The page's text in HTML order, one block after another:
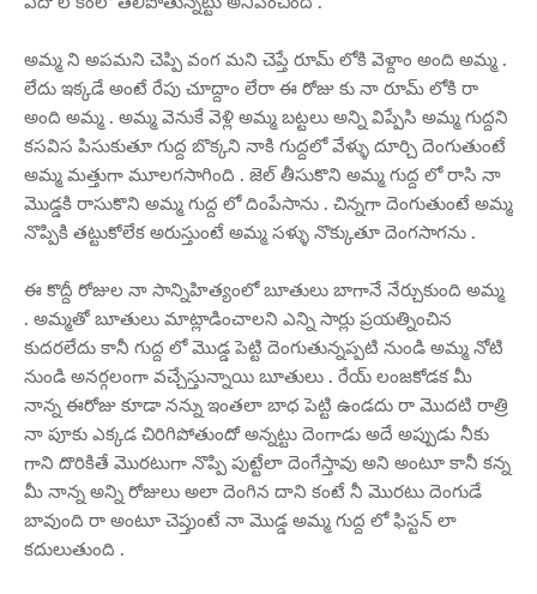
అమ్మ ని అపమని చెప్పి వంగ మని చెప్తే రూమ్ లోకి వెళ్దాం అంది అమ్మ .
లేదు ఇక్కడే అంటే రేపు చూద్దాం లేరా ఈ రోజు కు నా రూమ్ లోకి రా
అంది అమ్మ . అమ్మ వెనుకే వెళ్లి అమ్మ బట్టలు అన్ని విప్పేసి అమ్మ గుద్దని
కసవిస పిసుకుతూ గుద్ద బొక్కని నాకి గుద్దలో వేళ్ళు దూర్చి దెంగుతుంటే
అమ్మ మత్తుగా మూలగసాగింది . జెల్ తీసుకొని అమ్మ గుద్ద లో రాసి నా
మొడ్డకి రాసుకొని అమ్మ గుద్ద లో దింపేసాను . చిన్నగా దెంగుతుంటే అమ్మ
నొప్పికి తట్టుకోలేక అరుస్తుంటే అమ్మ సళ్ళు నొక్కుతూ దెంగసాగను .
ఈ కొద్దీ రోజుల నా సాన్నిహిత్యంలో బూతులు బాగానే నేర్చుకుంది అమ్మ
. అమ్మతో బూతులు మాట్లాడించాలని ఎన్ని సార్లు ప్రయత్నించిన
కుదరలేదు కానీ గుద్ద లో మొడ్డ పెట్టి దెంగుతున్నప్పటి నుండి అమ్మ నోటి
నుండి అనర్గలంగా వచ్చేస్తున్నాయి బూతులు . రేయ్ లంజకోడక మీ
నాన్న ఈరోజు కూడా నన్ను ఇంతలా బాధ పెట్టి ఉండదు రా మొదటి రాత్రి
నా పూకు ఎక్కడ చిరిగిపోతుందో అన్నట్టు దెంగాడు అదే అప్పుడు నీకు
గాని దొరికితే మొరటుగా నొప్పి పుట్టేలా దెంగేస్తావు అని అంటూ కానీ కన్న
మీ నాన్న అన్ని రోజులు అలా దెంగిన దాని కంటే నీ మొరటు దెంగుడే
బావుంది రా అంటూ చెప్తుంటే నా మొడ్డ అమ్మ గుద్ద లో ఫిస్టన్ లా
కదులుతుంది .